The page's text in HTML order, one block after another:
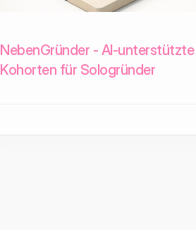
NebenGründer - AI-unterstützte
Kohorten für Sologründer